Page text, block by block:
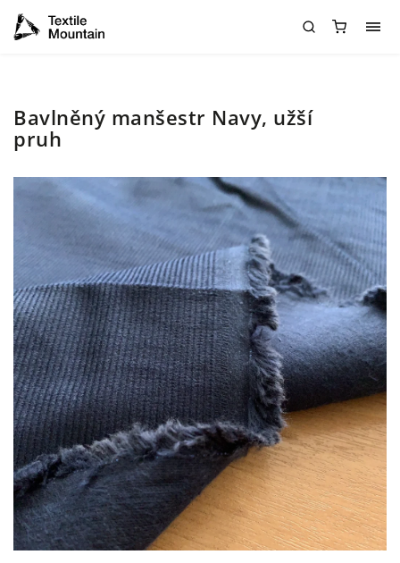
Bavlněný manšestr Navy, užší
pruh